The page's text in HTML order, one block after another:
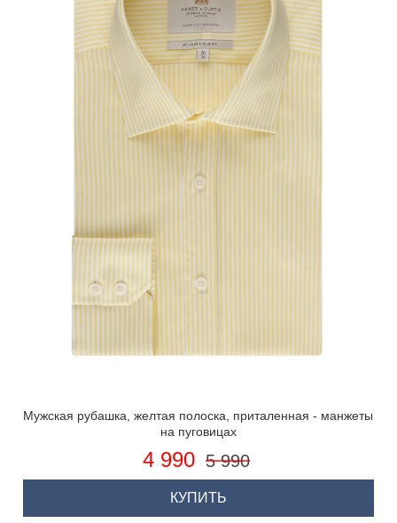
Мужская рубашка, желтая полоска, приталенная - манжеты
на пуговицах
4 990 5 990
КУПИТЬ